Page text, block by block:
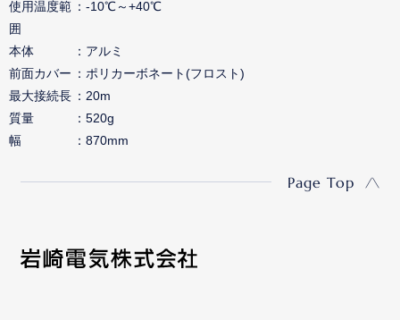
使用温度範
囲
-10℃～+40℃
本体
アルミ
前面カバー
ポリカーボネート(フロスト)
最大接続長
20m
質量
520g
幅
870mm
Page Top